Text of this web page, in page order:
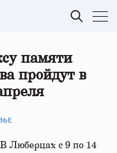
памяти
пройдут в
В Люберцах с 9 по 14